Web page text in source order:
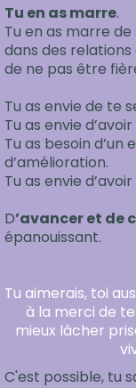
Tu en as marre.
Tu en as marre
dans des
de ne pas être
Tu as envie de te
Tu as envie
Tu as besoin d’un
d’amélioration.
Tu as envie
D’avancer et de
épanouissant.
Tu aimerais, toi
à la merci de
mieux lâcher
C'est possible, tu